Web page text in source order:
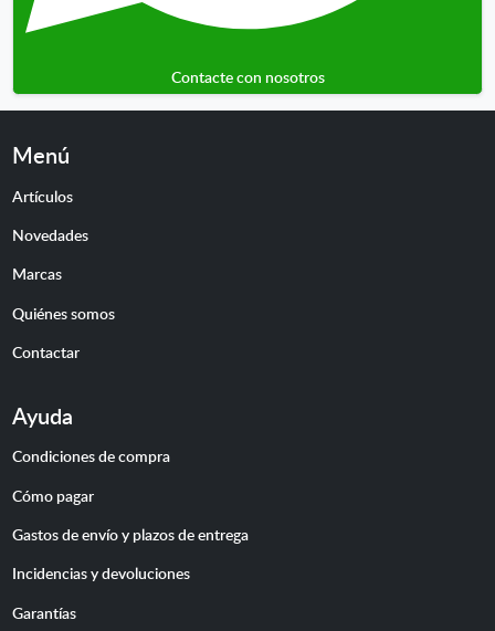
Contacte con nosotros
Menú
Artículos
Novedades
Marcas
Quiénes somos
Contactar
Ayuda
Condiciones de compra
Cómo pagar
Gastos de envío y plazos de entrega
Incidencias y devoluciones
Garantías